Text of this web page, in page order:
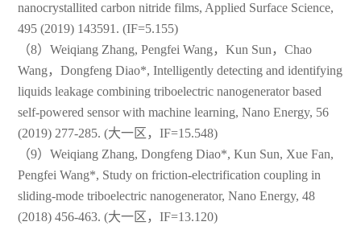
nanocrystallited carbon nitride films, Applied Surface Science,
495 (2019) 143591. (IF=5.155)
（8）Weiqiang Zhang, Pengfei Wang，Kun Sun，Chao
Wang，Dongfeng Diao*, Intelligently detecting and identifying
liquids leakage combining triboelectric nanogenerator based
self-powered sensor with machine learning, Nano Energy, 56
(2019) 277-285. (大一区，IF=15.548)
（9）Weiqiang Zhang, Dongfeng Diao*, Kun Sun, Xue Fan,
Pengfei Wang*, Study on friction-electrification coupling in
sliding-mode triboelectric nanogenerator, Nano Energy, 48
(2018) 456-463. (大一区，IF=13.120)